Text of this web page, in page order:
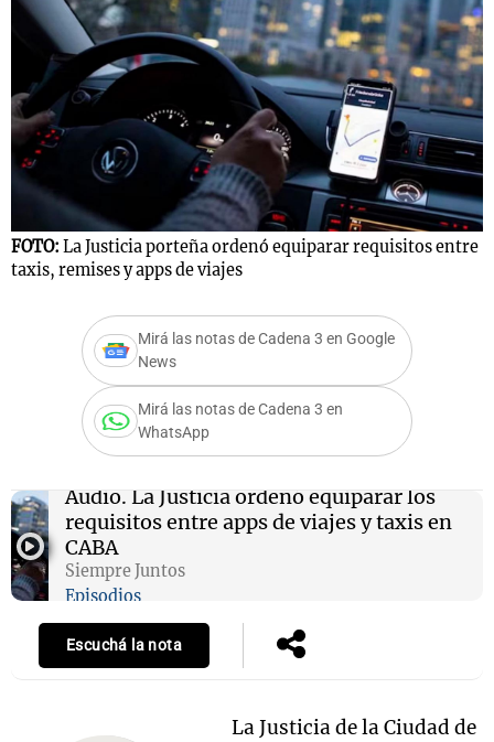
FOTO: La Justicia porteña ordenó equiparar requisitos entre
taxis, remises y apps de viajes
Mirá las notas de Cadena 3 en Google
News
Mirá las notas de Cadena 3 en
WhatsApp
Audio. La Justicia ordenó equiparar los
requisitos entre apps de viajes y taxis en
CABA
Siempre Juntos
Episodios
Escuchá la nota
La Justicia de la Ciudad de
Notas
Mundial 2026
Notas
La Sole en
Cadena 3